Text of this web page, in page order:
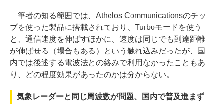
筆者の知る範囲では、Athelos Communicationsのチッ
プを使った製品に搭載されており、Turboモードを使う
と、通信速度を伸ばすほかに、速度は同じでも到達距離
が伸ばせる（場合もある）という触れ込みだったが、国
内では後述する電波法との絡みで利用なかったこともあ
り、どの程度効果があったのかは分からない。
気象レーダーと同じ周波数が問題、国内で普及進まず